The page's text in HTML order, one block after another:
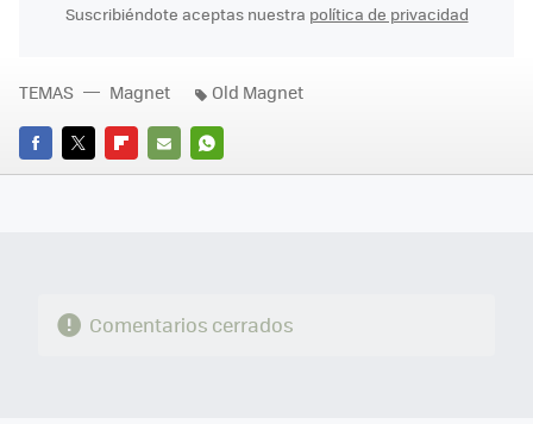
Suscribiéndote aceptas nuestra política de privacidad
FACEBOOK
TWITTERFLIPBOARD
E-
WHATSAPP
TEMAS Magnet Old Magnet
Comentarios cerrados